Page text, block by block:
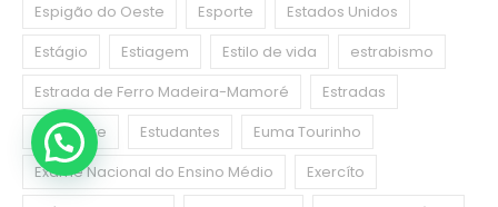
Espigão do Oeste
Esporte
Estados Unidos
Estágio
Estiagem Estilo de vida
estrabismo
Estrada de Ferro Madeira-Mamoré
Estradas
Estudante
Estudantes
Euma Tourinho
Exame Nacional do Ensino Médio
Exercíto